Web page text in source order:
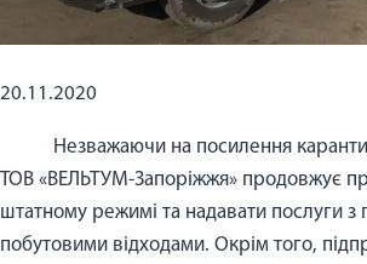
20.11.2020
Незважаючи на посилення
ТОВ «ВЕЛЬТУМ-Запоріжжя» продовжує
штатному режимі та надавати послуги з
побутовими відходами. Окрім того,